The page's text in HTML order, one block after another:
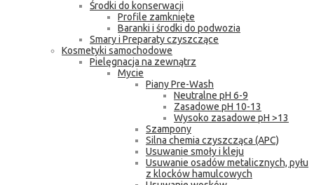
Środki do konserwacji
Profile zamknięte
Baranki i środki do podwozia
Smary i Preparaty czyszczące
Kosmetyki samochodowe
Pielęgnacja na zewnątrz
Mycie
Piany Pre-Wash
Neutralne pH 6-9
Zasadowe pH 10-13
Wysoko zasadowe pH >13
Szampony
Silna chemia czyszcząca (APC)
Usuwanie smoły i kleju
Usuwanie osadów metalicznych, pyłu
z klocków hamulcowych